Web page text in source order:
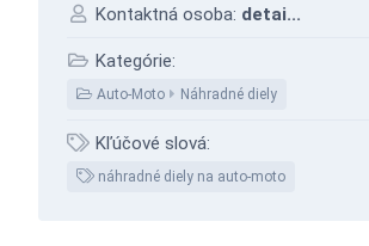
Kontaktná osoba: detai...
Kategórie:
Auto-Moto Náhradné diely
Kľúčové slová:
náhradné diely na auto-moto